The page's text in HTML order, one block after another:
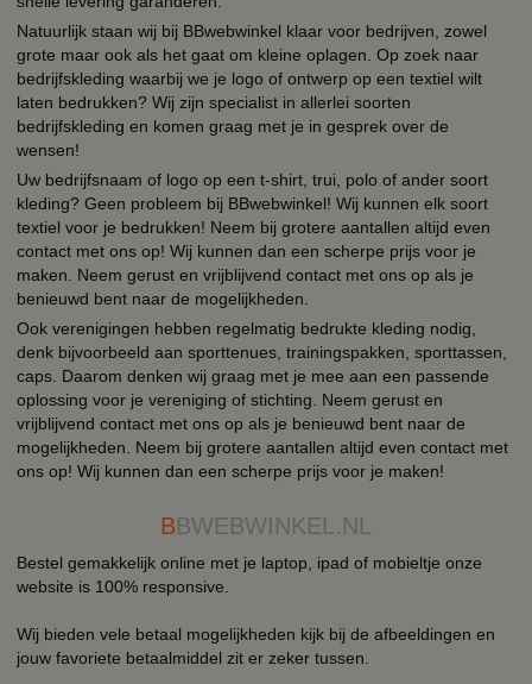
Natuurlijk staan wij bij BBwebwinkel klaar voor bedrijven, zowel
grote maar ook als het gaat om kleine oplagen. Op zoek naar
bedrijfskleding waarbij we je logo of ontwerp op een textiel wilt
laten bedrukken? Wij zijn specialist in allerlei soorten
bedrijfskleding en komen graag met je in gesprek over de
wensen!
Uw bedrijfsnaam of logo op een t-shirt, trui, polo of ander soort
kleding? Geen probleem bij BBwebwinkel! Wij kunnen elk soort
textiel voor je bedrukken! Neem bij grotere aantallen altijd even
contact met ons op! Wij kunnen dan een scherpe prijs voor je
maken. Neem gerust en vrijblijvend contact met ons op als je
benieuwd bent naar de mogelijkheden.
Ook verenigingen hebben regelmatig bedrukte kleding nodig,
denk bijvoorbeeld aan sporttenues, trainingspakken, sporttassen,
caps. Daarom denken wij graag met je mee aan een passende
oplossing voor je vereniging of stichting. Neem gerust en
vrijblijvend contact met ons op als je benieuwd bent naar de
mogelijkheden. Neem bij grotere aantallen altijd even contact met
ons op! Wij kunnen dan een scherpe prijs voor je maken!
BBWEBWINKEL.NL
Bestel gemakkelijk online met je laptop, ipad of mobieltje onze
website is 100% responsive.
Wij bieden vele betaal mogelijkheden kijk bij de afbeeldingen en
jouw favoriete betaalmiddel zit er zeker tussen.